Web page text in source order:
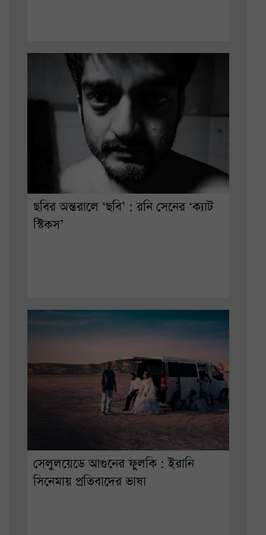
ছবির অন্তরালে ‘ছবি’ : রনি সেনের ‘ক্যাট
স্টিকস’
সেলুলয়েডে আগুনের ফুলকি : ইরানি
সিনেমায় প্রতিবাদের ভাষা